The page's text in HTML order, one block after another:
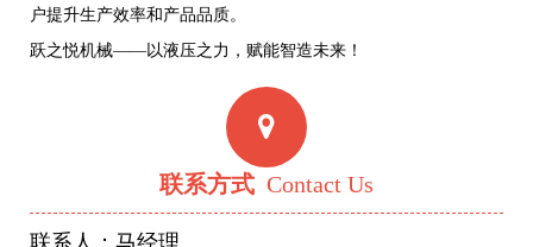
户提升生产效率和产品品质。
跃之悦机械——以液压之力，赋能智造未来！
联系方式 Contact Us